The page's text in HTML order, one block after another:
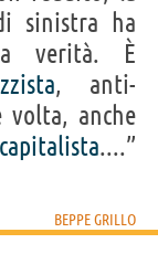
sinistra ha
verità. È
, anti-
volta, anche
capitalista....”
BEPPE GRILLO